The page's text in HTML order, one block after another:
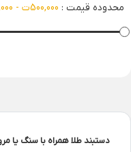
محدوده قیمت : 500,000ت - 100,000,000ت
دستبند طلا همراه با سنگ یا